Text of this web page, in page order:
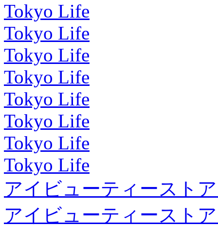
Tokyo Life
Tokyo Life
Tokyo Life
Tokyo Life
Tokyo Life
Tokyo Life
Tokyo Life
Tokyo Life
アイビューティースト
アイビューティースト